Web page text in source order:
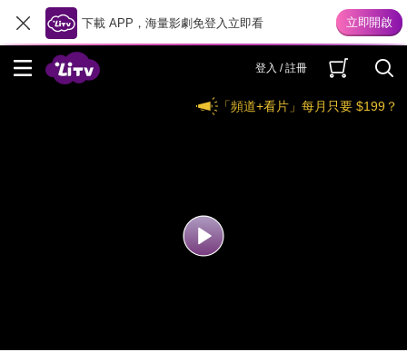
下載 APP，海量影劇免登入立即看
登入 / 註冊
「頻道+看片」每月只要 $199？